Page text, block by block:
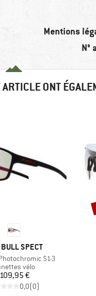
Mentions
N°
ONT
SPECT
S1-3
group
vélo
Prix
109,95 €
0,0(0)